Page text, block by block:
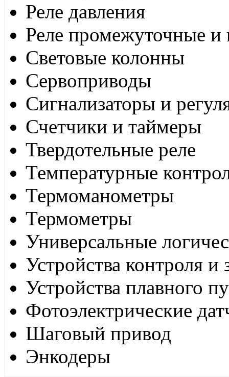
Реле давления
Реле промежуточные и
Световые колонны
Сервоприводы
Сигнализаторы и
Счетчики и таймеры
Твердотельные реле
Температурные
Термоманометры
Термометры
Универсальные
Устройства контроля
Устройства плавного
Фотоэлектрические
Шаговый привод
Энкодеры